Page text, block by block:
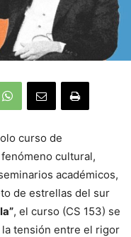
curso de
cultural,
académicos,
de estrellas del sur
, el curso (CS 153) se
tensión entre el rigor